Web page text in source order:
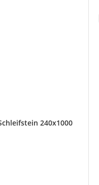
240x1000